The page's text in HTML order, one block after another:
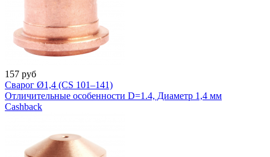
157 руб
Сварог Ø1,4 (CS 101–141)
Отличительные особенности D=1.4, Диаметр 1,4 мм
Cashback